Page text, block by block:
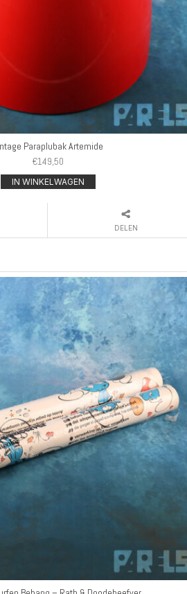
Paraplubak Artemide
€149,50
IN WINKELWAGEN
DELEN